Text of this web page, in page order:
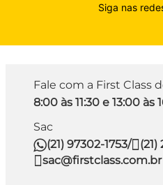
Siga nas
Fale com a First Class
8:00 às 11:30 e 13:00 às
Sac
(21) 97302-1753/
(21)
sac@firstclass.com.br